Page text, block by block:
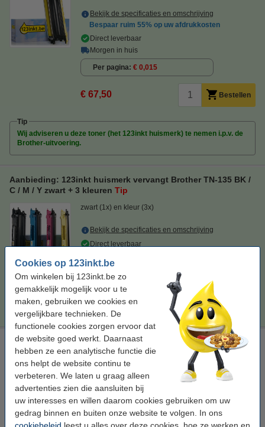
Cookies op 123inkt.be
Om winkelen bij 123inkt.be zo
gemakkelijk mogelijk voor u te
maken, gebruiken we cookies en
vergelijkbare technieken. De
functionele cookies zorgen ervoor dat
de website goed werkt. Daarnaast
hebben ze een analytische functie die
ons helpt de website continu te
verbeteren. We laten u graag alleen
advertenties zien die aansluiten bij
uw interesses en willen daarom cookies gebruiken om uw
gedrag binnen en buiten onze website te volgen. In ons
Bekijk de specificaties en omschrijving
Bespaar ruim 55% op uw afdrukkosten
Direct leverbaar
Morgen in huis
Per pagina € 0,015
€ 67,50 Bestellen
Tip
Wij adviseren u deze toner (het 123inkt huismerk) te nemen i.p.v. de
Brother-uitvoering.
Aanbieding: 123inkt huismerk vervangt Brother TN-135 BK /
C / M / Y zwart + 3 kleuren Tip
zwart (1x) en kleur (3x)
Bekijk de specificaties en omschrijving
Direct leverbaar
Per pagina
€ 232,50 Bestellen
Laserprinter reinigingsdoek
tonerdoek geel 999058
Bekijk de specificaties en omschrijving